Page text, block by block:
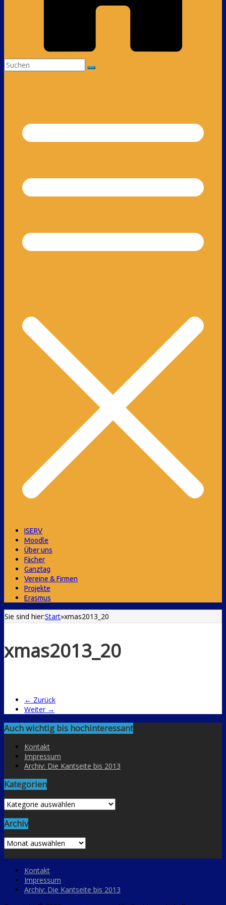
ISERV
Moodle
Über uns
Fächer
Ganztag
Vereine & Firmen
Projekte
Erasmus
Sie sind hier:Start»xmas2013_20
xmas2013_20
← Zurück
Weiter →
Auch wichtig bis hochinteressant
Kontakt
Impressum
Archiv: Die Kantseite bis 2013
Kategorien
Kategorien
Archiv
Archiv
Kontakt
Impressum
Archiv: Die Kantseite bis 2013